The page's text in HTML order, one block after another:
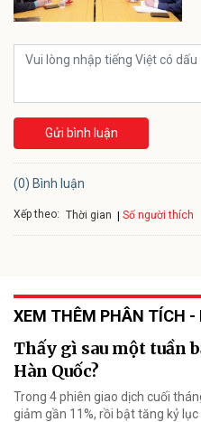
Gửi bình luận
(0) Bình luận
Xếp theo: Thời gian Số người thích
XEM THÊM PHÂN TÍCH -
Thấy gì sau một tuần
Hàn Quốc?
Trong 4 phiên giao dịch cuối
giảm gần 11%, rồi bật tăng kỷ